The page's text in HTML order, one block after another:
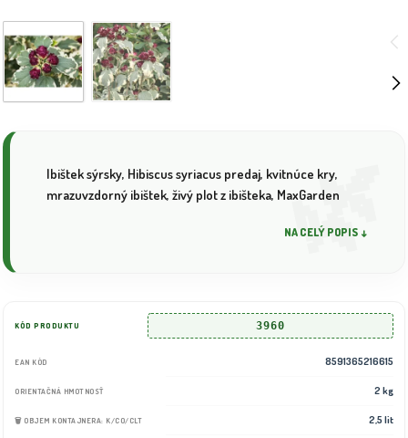
Ibištek sýrsky, Hibiscus syriacus predaj, kvitnúce kry,
mrazuvzdorný ibištek, živý plot z ibišteka, MaxGarden
NA CELÝ POPIS ↓
KÓD PRODUKTU 3960
EAN KÓD 8591365216615
ORIENTAČNÁ HMOTNOSŤ 2 kg
🗑️ OBJEM KONTAJNERA: K/CO/CLT 2,5 lit